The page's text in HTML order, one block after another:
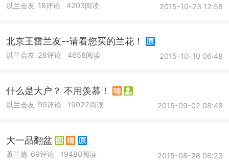
以兰会友 2015-10-23 12:58
18评论 4203阅读
北京王雷兰友--请看您买的兰花！
以兰会友 2015-10-10 06:48
28评论 4658阅读
什么是大户？ 不用羡慕！
以兰会友 2015-09-02 08:48
99评论 19022阅读
大一品翻盆
蕙兰篇 2015-08-28 06:23
69评论 19480阅读